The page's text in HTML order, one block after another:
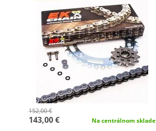
152,00 €
143,00 € Na centrálnom sklade